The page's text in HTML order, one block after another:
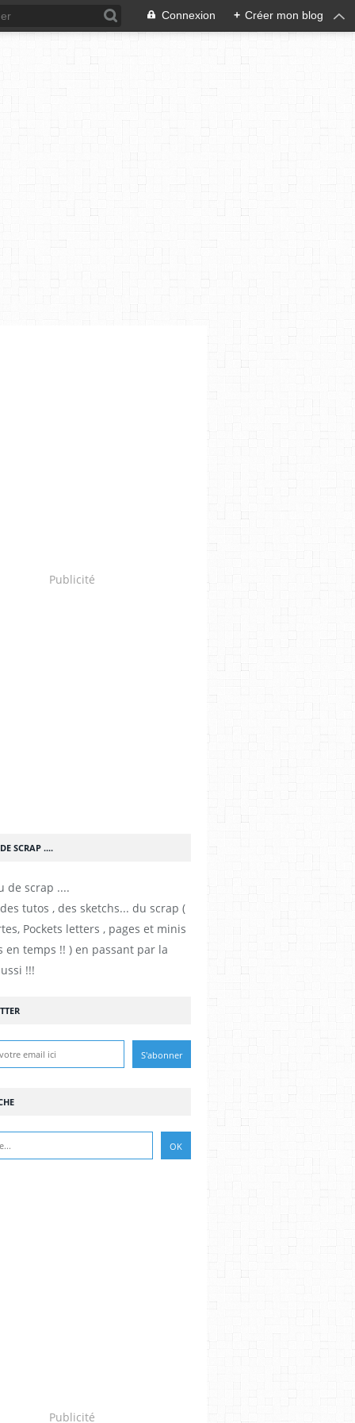
Connexion + Créer mon blog
Publicité
SCRAP ....
tutos , des sketchs... du scrap (
Pockets letters , pages et minis
en temps !! ) en passant par la
!!!
Publicité